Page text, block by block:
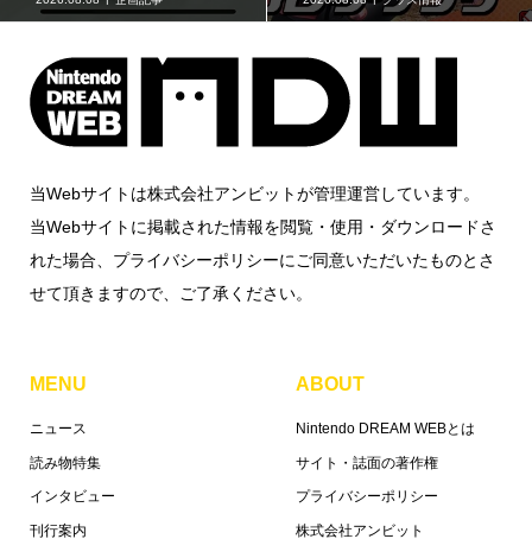
当Webサイトは株式会社アンビットが管理運営しています。
当Webサイトに掲載された情報を閲覧・使用・ダウンロードさ
れた場合、プライバシーポリシーにご同意いただいたものとさ
せて頂きますので、ご了承ください。
MENU
ニュース
読み物特集
インタビュー
刊行案内
ABOUT
Nintendo DREAM WEBとは
サイト・誌面の著作権
プライバシーポリシー
株式会社アンビット